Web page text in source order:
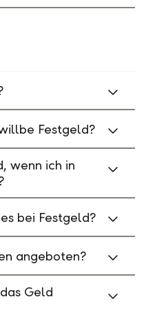
Festgeld?
wenn ich in
bei Festgeld?
angeboten?
Geld